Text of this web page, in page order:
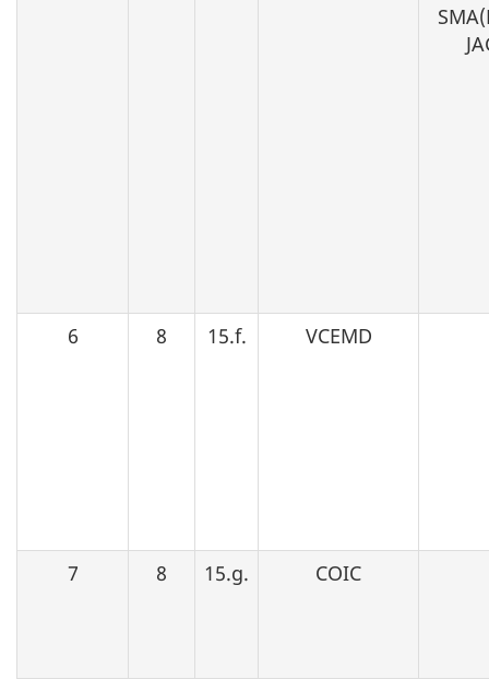
6 8 15.f. VCEMD
7 8 15.g. COIC